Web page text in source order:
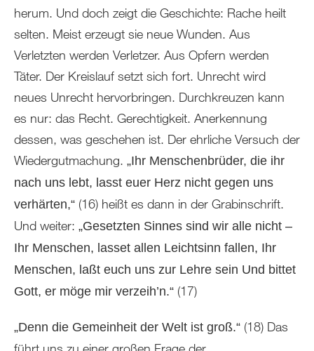
herum. Und doch zeigt die Geschichte: Rache heilt
selten. Meist erzeugt sie neue Wunden. Aus
Verletzten werden Verletzer. Aus Opfern werden
Täter. Der Kreislauf setzt sich fort. Unrecht wird
neues Unrecht hervorbringen. Durchkreuzen kann
es nur: das Recht. Gerechtigkeit. Anerkennung
dessen, was geschehen ist. Der ehrliche Versuch der
Wiedergutmachung. „Ihr Menschenbrüder, die ihr
nach uns lebt, lasst euer Herz nicht gegen uns
verhärten,“ (16) heißt es dann in der Grabinschrift.
Und weiter: „Gesetzten Sinnes sind wir alle nicht –
Ihr Menschen, lasset allen Leichtsinn fallen, Ihr
Menschen, laßt euch uns zur Lehre sein Und bittet
Gott, er möge mir verzeih’n.“ (17)
„Denn die Gemeinheit der Welt ist groß.“ (18) Das